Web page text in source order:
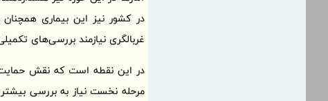
غربالگری نیازمند بررسی‌های
در این نقطه است که نقش
مرحله نخست نیاز به بررسی بیشتر